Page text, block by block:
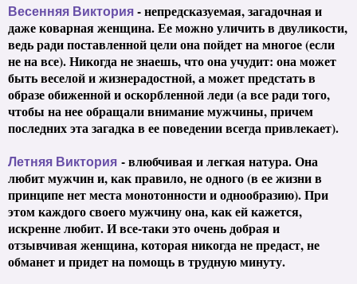
Весенняя Виктория - непредсказуемая, загадочная и
даже коварная женщина. Ее можно уличить в двуликости,
ведь ради поставленной цели она пойдет на многое (если
не на все). Никогда не знаешь, что она учудит: она может
быть веселой и жизнерадостной, а может предстать в
образе обиженной и оскорбленной леди (а все ради того,
чтобы на нее обращали внимание мужчины, причем
последних эта загадка в ее поведении всегда привлекает).
Летняя Виктория - влюбчивая и легкая натура. Она
любит мужчин и, как правило, не одного (в ее жизни в
принципе нет места монотонности и однообразию). При
этом каждого своего мужчину она, как ей кажется,
искренне любит. И все-таки это очень добрая и
отзывчивая женщина, которая никогда не предаст, не
обманет и придет на помощь в трудную минуту.